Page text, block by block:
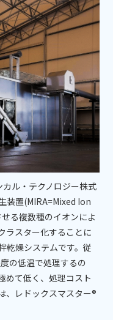
ル・テクノロジー株式
装置(MIRA=Mixed Ion
る複数種のイオンによ
ラスター化することに
乾燥システムです。従
の低温で処理するの
めて低く、処理コスト
、レドックスマスター®